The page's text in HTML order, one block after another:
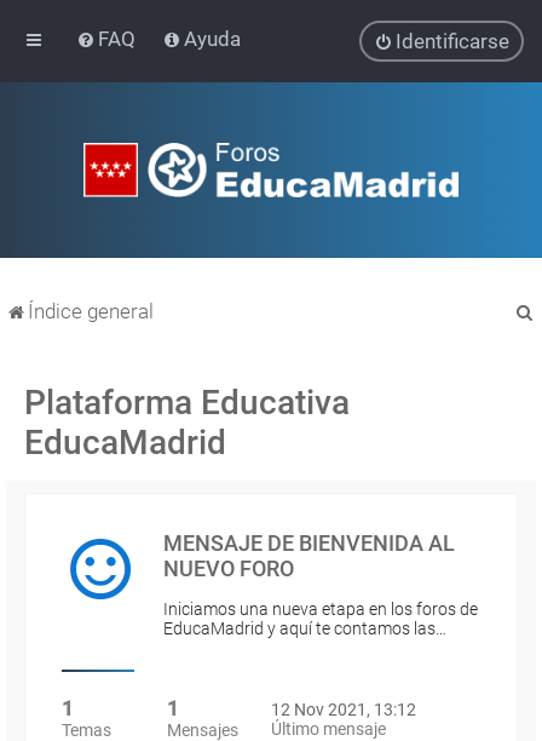
FAQ Ayuda Identificarse
Índice general
Plataforma Educativa
EducaMadrid
MENSAJE DE BIENVENIDA AL
NUEVO FORO
Iniciamos una nueva etapa en los foros de
EducaMadrid y aquí te contamos las…
1
Temas
1
Mensajes
12 Nov 2021, 13:12
Último mensaje